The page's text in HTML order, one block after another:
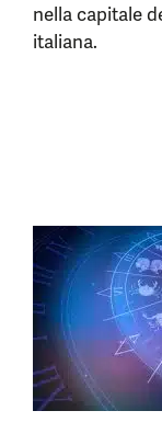
nella capitale
italiana.